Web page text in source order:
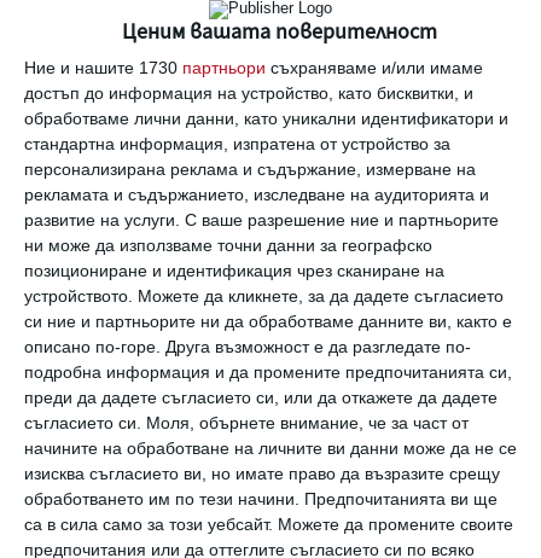
Ценим вашата поверителност
Ние и нашите 1730 партньори съхраняваме и/или имаме
достъп до информация на устройство, като бисквитки, и
обработваме лични данни, като уникални идентификатори и
стандартна информация, изпратена от устройство за
персонализирана реклама и съдържание, измерване на
рекламата и съдържанието, изследване на аудиторията и
развитие на услуги. С ваше разрешение ние и партньорите
ни може да използваме точни данни за географско
позициониране и идентификация чрез сканиране на
устройството. Можете да кликнете, за да дадете съгласието
си ние и партньорите ни да обработваме данните ви, както е
описано по-горе. Друга възможност е да разгледате по-
подробна информация и да промените предпочитанията си,
преди да дадете съгласието си, или да откажете да дадете
съгласието си. Моля, обърнете внимание, че за част от
начините на обработване на личните ви данни може да не се
изисква съгласието ви, но имате право да възразите срещу
обработването им по тези начини. Предпочитанията ви ще
са в сила само за този уебсайт. Можете да промените своите
предпочитания или да оттеглите съгласието си по всяко
Виж всички коментари
Най нови
Да поговорим
Защо някои хора избягват връзките?
05 август 2026 г.
Здраве
Как бременната да оцелее в жегата
05 август 2026 г.